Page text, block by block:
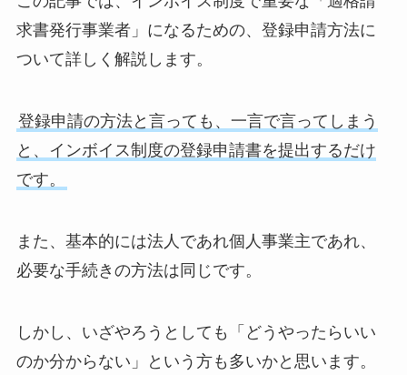
求書発行事業者」になるための、登録申請方法に
ついて詳しく解説します。
登録申請の方法と言っても、一言で言ってしまう
と、インボイス制度の登録申請書を提出するだけ
です。
また、基本的には法人であれ個人事業主であれ、
必要な手続きの方法は同じです。
しかし、いざやろうとしても「どうやったらいい
のか分からない」という方も多いかと思います。